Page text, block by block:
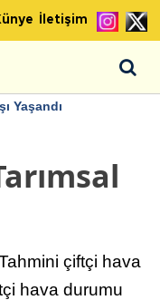
İletişim
Yaşandı
çiftçi hava
hava durumu